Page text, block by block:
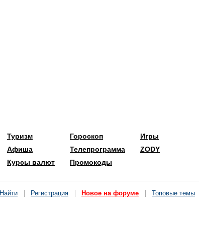
Туризм
Афиша
Курсы валют
Гороскоп
Телепрограмма
Промокоды
Игры
ZODY
Найти Регистрация Новое на форуме Топовые темы